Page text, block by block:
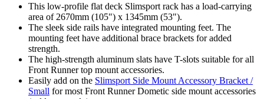
This low-profile flat deck Slimsport rack has a load-carrying
area of 2670mm (105") x 1345mm (53").
The sleek side rails have integrated mounting feet. The
mounting feet have additional brace brackets for added
strength.
The high-strength aluminum slats have T-slots suitable for all
Front Runner top mount accessories.
Easily add on the Slimsport Side Mount Accessory Bracket /
Small for most Front Runner Dometic side mount accessories